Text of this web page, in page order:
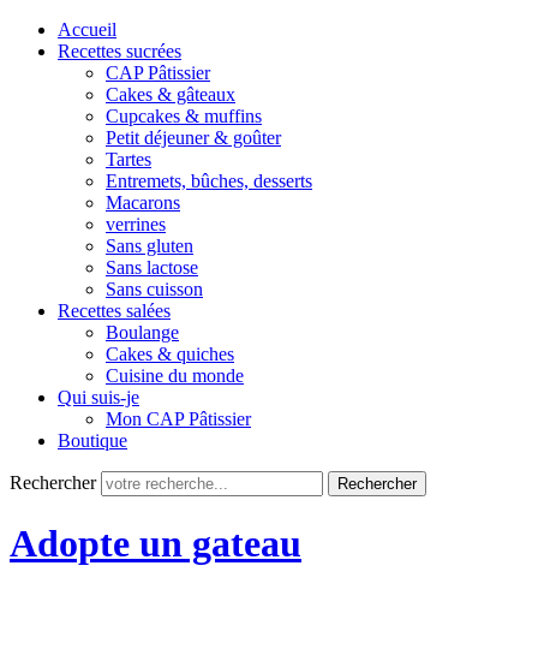
Accueil
Recettes sucrées
CAP Pâtissier
Cakes & gâteaux
Cupcakes & muffins
Petit déjeuner & goûter
Tartes
Entremets, bûches, desserts
Macarons
verrines
Sans gluten
Sans lactose
Sans cuisson
Recettes salées
Boulange
Cakes & quiches
Cuisine du monde
Qui suis-je
Mon CAP Pâtissier
Boutique
Rechercher
Adopte un gateau